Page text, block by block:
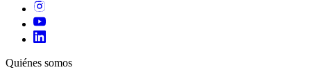
Quiénes somos